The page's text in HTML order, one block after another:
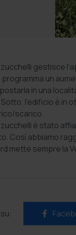
gestisce
programma un
in una
l’edificio è in
scarico.
è stato
Così abbiamo
mette sempre la